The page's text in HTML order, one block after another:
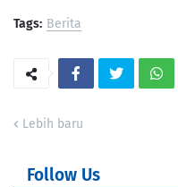
Tags: Berita
Lebih baru
Follow Us